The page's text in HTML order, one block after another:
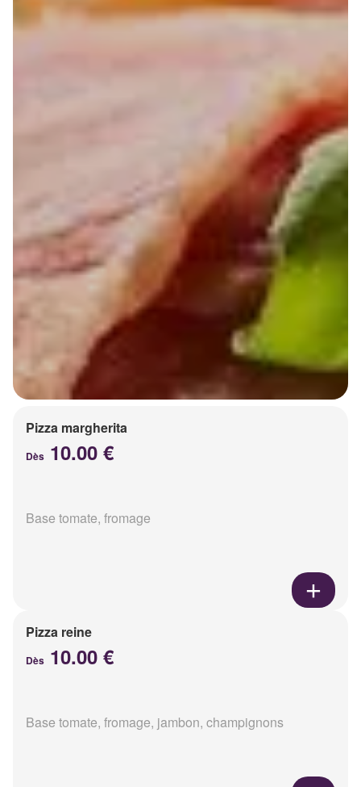
Pizza margherita
Dès 10.00 €
Base tomate, fromage
Pizza reine
Dès 10.00 €
Base tomate, fromage, jambon, champignons